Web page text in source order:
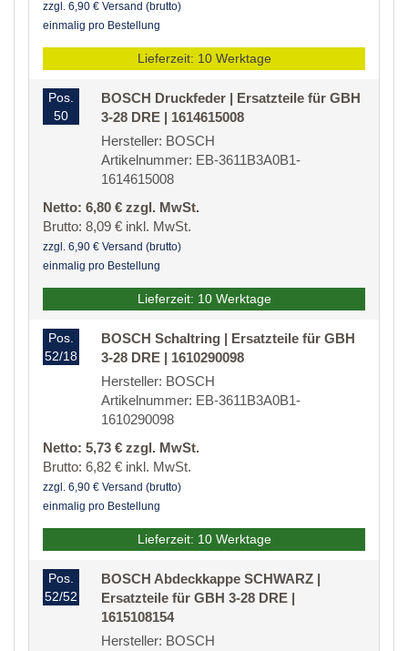
zzgl. 6,90 € Versand (brutto)
einmalig pro Bestellung
Lieferzeit: 10 Werktage
Pos.
50
BOSCH Druckfeder | Ersatzteile für GBH
3-28 DRE | 1614615008
Hersteller: BOSCH
Artikelnummer: EB-3611B3A0B1-
1614615008
Netto: 6,80 € zzgl. MwSt.
Brutto: 8,09 € inkl. MwSt.
zzgl. 6,90 € Versand (brutto)
einmalig pro Bestellung
Lieferzeit: 10 Werktage
Pos.
52/18
BOSCH Schaltring | Ersatzteile für GBH
3-28 DRE | 1610290098
Hersteller: BOSCH
Artikelnummer: EB-3611B3A0B1-
1610290098
Netto: 5,73 € zzgl. MwSt.
Brutto: 6,82 € inkl. MwSt.
zzgl. 6,90 € Versand (brutto)
einmalig pro Bestellung
Lieferzeit: 10 Werktage
Pos.
52/52
BOSCH Abdeckkappe SCHWARZ |
Ersatzteile für GBH 3-28 DRE |
1615108154
Hersteller: BOSCH